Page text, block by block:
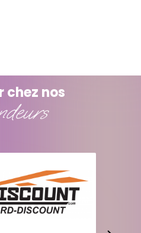
chez nos